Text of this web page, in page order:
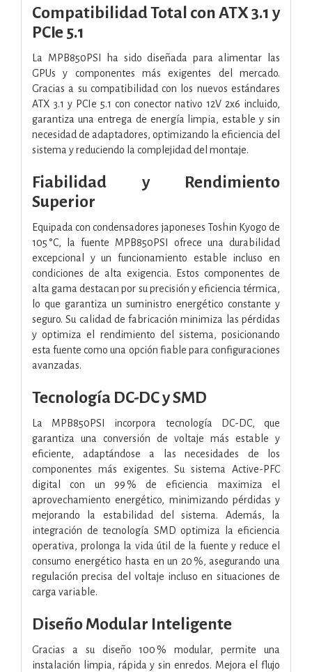
Compatibilidad Total con ATX 3.1 y
PCIe 5.1
La MPB850PSI ha sido diseñada para alimentar las
GPUs y componentes más exigentes del mercado.
Gracias a su compatibilidad con los nuevos estándares
ATX 3.1 y PCIe 5.1 con conector nativo 12V 2x6 incluido,
garantiza una entrega de energía limpia, estable y sin
necesidad de adaptadores, optimizando la eficiencia del
sistema y reduciendo la complejidad del montaje.
Fiabilidad y Rendimiento
Superior
Equipada con condensadores japoneses Toshin Kyogo de
105 °C, la fuente MPB850PSI ofrece una durabilidad
excepcional y un funcionamiento estable incluso en
condiciones de alta exigencia. Estos componentes de
alta gama destacan por su precisión y eficiencia térmica,
lo que garantiza un suministro energético constante y
seguro. Su calidad de fabricación minimiza las pérdidas
y optimiza el rendimiento del sistema, posicionando
esta fuente como una opción fiable para configuraciones
avanzadas.
Tecnología DC-DC y SMD
La MPB850PSI incorpora tecnología DC-DC, que
garantiza una conversión de voltaje más estable y
eficiente, adaptándose a las necesidades de los
componentes más exigentes. Su sistema Active-PFC
digital con un 99 % de eficiencia maximiza el
aprovechamiento energético, minimizando pérdidas y
mejorando la estabilidad del sistema. Además, la
integración de tecnología SMD optimiza la eficiencia
operativa, prolonga la vida útil de la fuente y reduce el
consumo energético hasta en un 20 %, asegurando una
regulación precisa del voltaje incluso en situaciones de
carga variable.
Diseño Modular Inteligente
Gracias a su diseño 100 % modular, permite una
instalación limpia, rápida y sin enredos. Mejora el flujo